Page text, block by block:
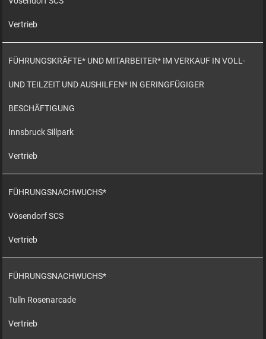
Vertrieb
FÜHRUNGSKRÄFTE* UND MITARBEITER* IM VERKAUF IN VOLL-
UND TEILZEIT UND AUSHILFEN* IN GERINGFÜGIGER
BESCHÄFTIGUNG
Innsbruck Sillpark
Vertrieb
FÜHRUNGSNACHWUCHS*
Vösendorf SCS
Vertrieb
FÜHRUNGSNACHWUCHS*
Tulln Rosenarcade
Vertrieb